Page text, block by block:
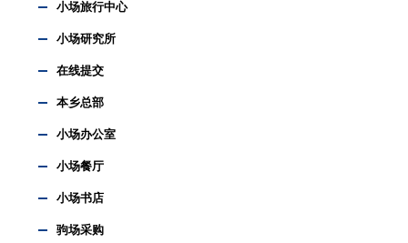
小场旅行中心
小场研究所
在线提交
本乡总部
小场办公室
小场餐厅
小场书店
驹场采购